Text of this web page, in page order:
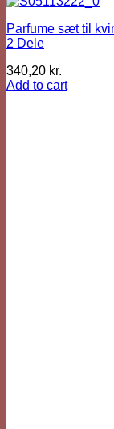
Parfume sæt til
2 Dele
340,20 kr.
Add to cart